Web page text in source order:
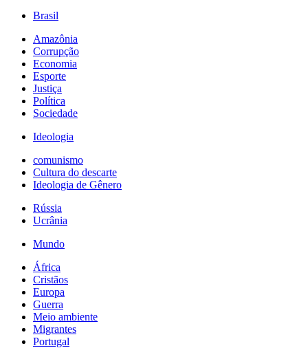
Brasil
Amazônia
Corrupção
Economia
Esporte
Justiça
Política
Sociedade
Ideologia
comunismo
Cultura do descarte
Ideologia de Gênero
Rússia
Ucrânia
Mundo
África
Cristãos
Europa
Guerra
Meio ambiente
Migrantes
Portugal